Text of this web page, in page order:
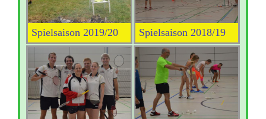
Spielsaison 2019/20 Spielsaison 2018/19